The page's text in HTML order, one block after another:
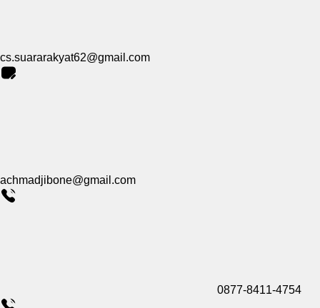
cs.suararakyat62@gmail.com
achmadjibone@gmail.com
0877-8411-4754